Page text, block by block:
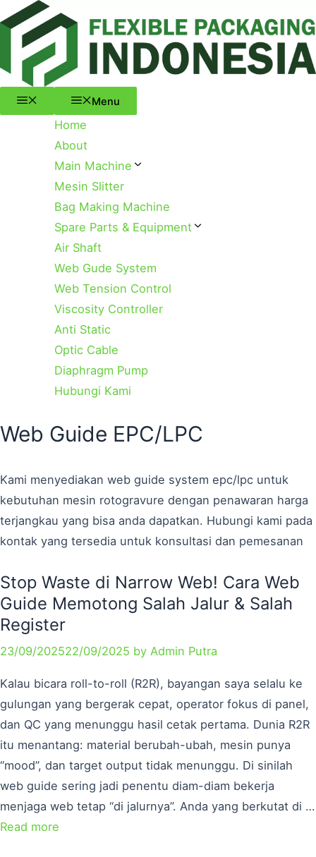
Skip
to
content
Menu
Menu
Home
About
Main Machine
Mesin Slitter
Bag Making Machine
Spare Parts & Equipment
Air Shaft
Web Gude System
Web Tension Control
Viscosity Controller
Anti Static
Optic Cable
Diaphragm Pump
Hubungi Kami
Web Guide EPC/LPC
Kami menyediakan web guide system epc/lpc untuk
kebutuhan mesin rotogravure dengan penawaran harga
terjangkau yang bisa anda dapatkan. Hubungi kami pada
kontak yang tersedia untuk konsultasi dan pemesanan
Stop Waste di Narrow Web! Cara Web
Guide Memotong Salah Jalur & Salah
Register
23/09/202522/09/2025 by Admin Putra
Kalau bicara roll-to-roll (R2R), bayangan saya selalu ke
gulungan yang bergerak cepat, operator fokus di panel,
dan QC yang menunggu hasil cetak pertama. Dunia R2R
itu menantang: material berubah-ubah, mesin punya
“mood”, dan target output tidak menunggu. Di sinilah
web guide sering jadi penentu diam-diam bekerja
menjaga web tetap “di jalurnya”. Anda yang berkutat di …
Read more